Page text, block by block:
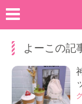
よーこの記